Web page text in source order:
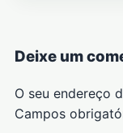
Deixe um
O seu endereço
Campos